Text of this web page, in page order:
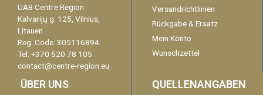
UAB Centre Region
Kalvarijų g. 125, Vilnius,
Litauen
Reg. Code: 305116894
Tel: +370 520 78 105
contact@centre-region.eu
Versandrichtlinien
Rückgabe & Ersatz
Mein Konto
Wunschzettel
ÜBER UNS QUELLENANGABEN